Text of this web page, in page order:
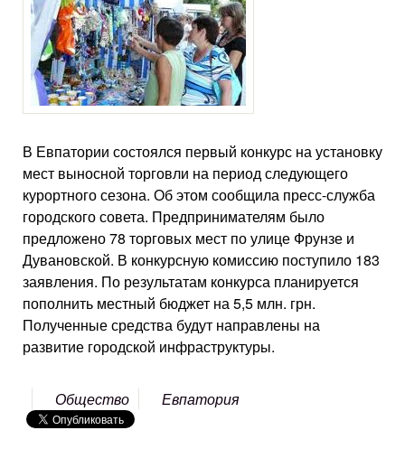
В Евпатории состоялся первый конкурс на установку
мест выносной торговли на период следующего
курортного сезона. Об этом сообщила пресс-служба
городского совета. Предпринимателям было
предложено 78 торговых мест по улице Фрунзе и
Дувановской. В конкурсную комиссию поступило 183
заявления. По результатам конкурса планируется
пополнить местный бюджет на 5,5 млн. грн.
Полученные средства будут направлены на
развитие городской инфраструктуры.
Общество Евпатория